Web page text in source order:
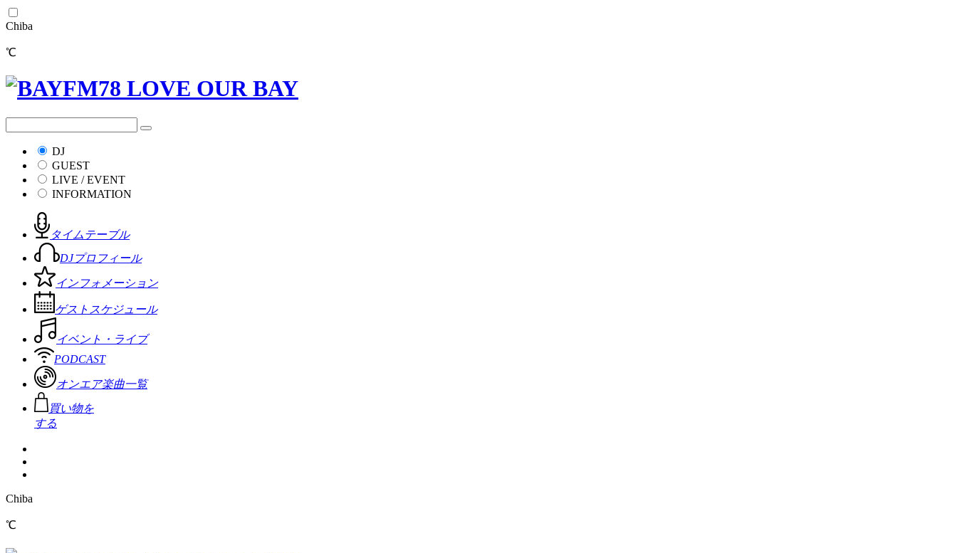
Chiba
℃
DJ
GUEST
LIVE / EVENT
INFORMATION
タイムテーブル
DJプロフィール
インフォメーション
ゲストスケジュール
イベント・ライブ
PODCAST
オンエア楽曲一覧
買い物を
する
Chiba
℃